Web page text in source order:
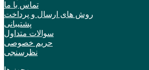
تماس با ما
روش های ارسال و پرداخت
پشتیبانی
سوالات متداول
حریم خصوصی
نظرسنجی